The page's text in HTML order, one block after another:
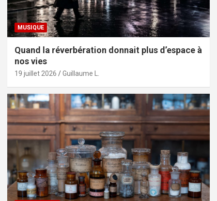
MUSIQUE
Quand la réverbération donnait plus d’espace à
nos vies
19 juillet 2026 Guillaume L.